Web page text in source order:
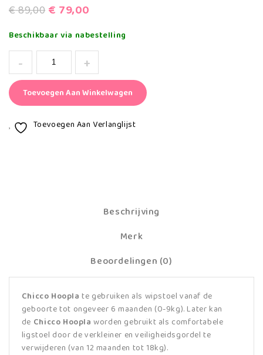
€89,00 € 79,00
Beschikbaar via nabestelling
Toevoegen Aan Winkelwagen
Toevoegen Aan Verlanglijst
Beschrijving
Merk
Beoordelingen (0)
Chicco Hoopla te gebruiken als wipstoel vanaf de
geboorte tot ongeveer 6 maanden (0-9kg). Later kan
de Chicco Hoopla worden gebruikt als comfortabele
ligstoel door de verkleiner en veiligheidsgordel te
verwijderen (van 12 maanden tot 18kg).